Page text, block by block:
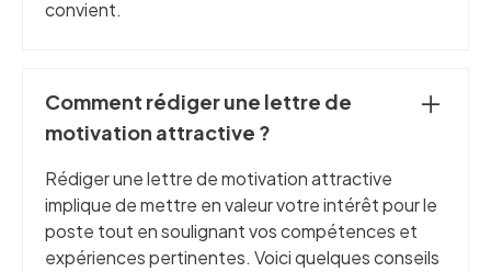
convient.
Comment rédiger une lettre de
motivation attractive ?
Rédiger une lettre de motivation attractive
implique de mettre en valeur votre intérêt pour le
poste tout en soulignant vos compétences et
expériences pertinentes. Voici quelques conseils